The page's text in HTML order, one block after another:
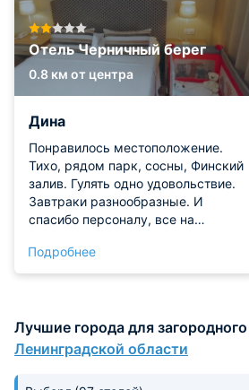
Отель Черничный берег
0.8 км от центра
Дина
Понравилось местоположение.
Тихо, рядом парк, сосны, Финский
залив. Гулять одно удовольствие.
Завтраки разнообразные. И
спасибо персоналу, все на
Подробнее
Лучшие города для
Ленинградской области